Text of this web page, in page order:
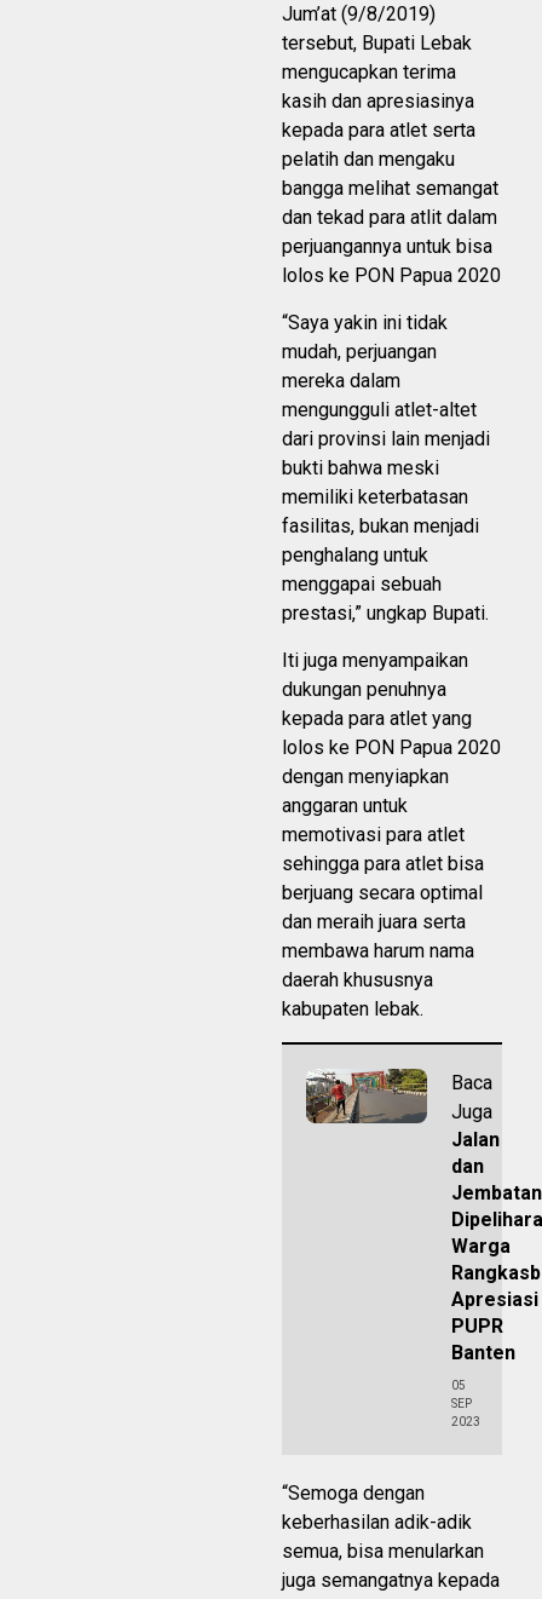
Jum’at (9/8/2019)
tersebut, Bupati Lebak
mengucapkan terima
kasih dan apresiasinya
kepada para atlet serta
pelatih dan mengaku
bangga melihat semangat
dan tekad para atlit dalam
perjuangannya untuk bisa
lolos ke PON Papua 2020
“Saya yakin ini tidak
mudah, perjuangan
mereka dalam
mengungguli atlet-altet
dari provinsi lain menjadi
bukti bahwa meski
memiliki keterbatasan
fasilitas, bukan menjadi
penghalang untuk
menggapai sebuah
prestasi,” ungkap Bupati.
Iti juga menyampaikan
dukungan penuhnya
kepada para atlet yang
lolos ke PON Papua 2020
dengan menyiapkan
anggaran untuk
memotivasi para atlet
sehingga para atlet bisa
berjuang secara optimal
dan meraih juara serta
membawa harum nama
daerah khususnya
kabupaten lebak.
Baca
Juga
Jalan
dan
Jembatan
Warga
Apresiasi
PUPR
Banten
05
SEP
2023
“Semoga dengan
keberhasilan adik-adik
semua, bisa menularkan
juga semangatnya kepada